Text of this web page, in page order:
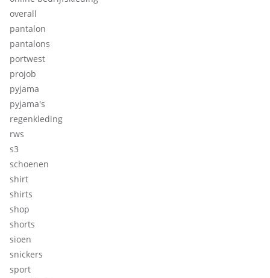
overall
pantalon
pantalons
portwest
projob
pyjama
pyjama's
regenkleding
rws
s3
schoenen
shirt
shirts
shop
shorts
sioen
snickers
sport